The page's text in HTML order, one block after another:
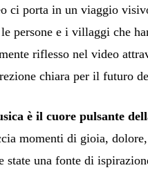
ci porta in un viaggio
persone e i villaggi che
riflesso nel video
chiara per il futuro
è il cuore pulsante
momenti di gioia,
state una fonte di